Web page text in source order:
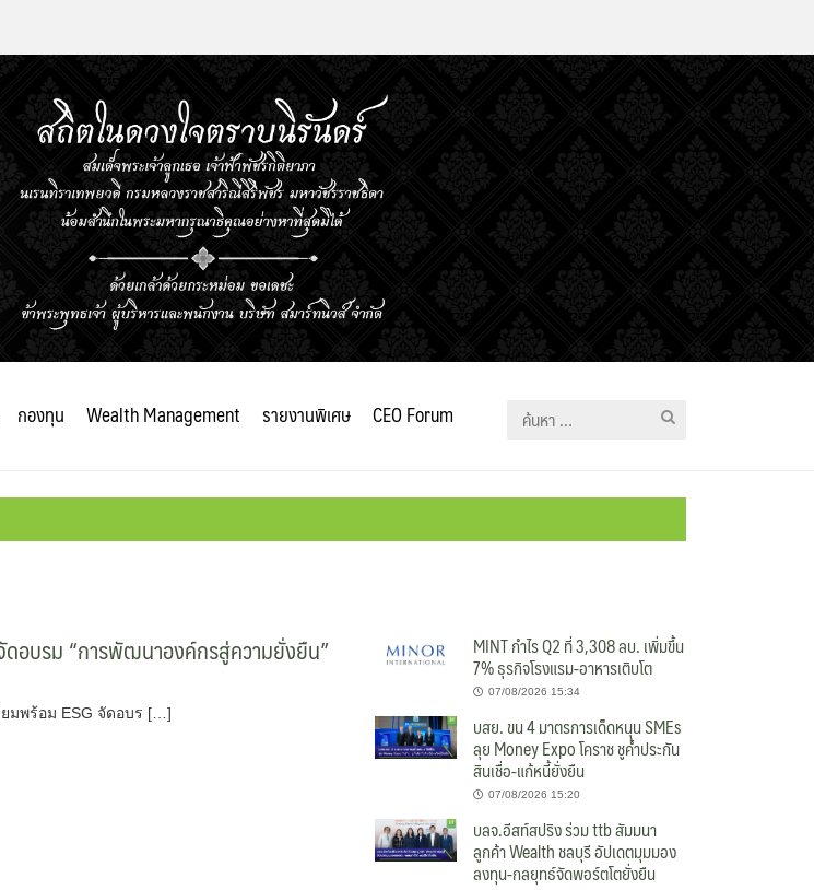
กองทุน Wealth Management รายงานพิเศษ CEO Forum
ค้นหา
ดอบรม “การพัฒนาองค์กรสู่ความยั่งยืน”
ยมพร้อม ESG จัดอบร […]
MINT กำไร Q2 ที่ 3,308 ลบ. เพิ่มขึ้น
7% ธุรกิจโรงแรม-อาหารเติบโต
07/08/2026 15:34
บสย. ขน 4 มาตรการเด็ดหนุน SMEs
ลุย Money Expo โคราช ชูค้ำประกัน
สินเชื่อ-แก้หนี้ยั่งยืน
07/08/2026 15:20
บลจ.อีสท์สปริง ร่วม ttb สัมมนา
ลูกค้า Wealth ชลบุรี อัปเดตมุมมอง
ลงทุน-กลยุทธ์จัดพอร์ตโตยั่งยืน